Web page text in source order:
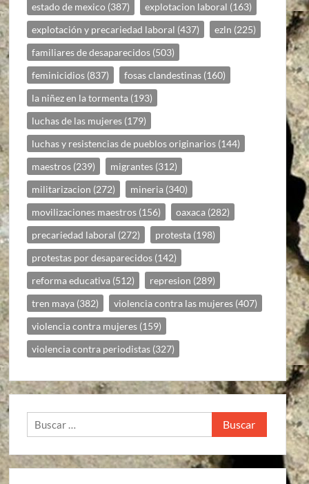
estado de mexico (387) explotacion laboral (163)
explotación y precariedad laboral (437) ezln (225)
familiares de desaparecidos (503)
feminicidios (837) fosas clandestinas (160)
la niñez en la tormenta (193)
luchas de las mujeres (179)
luchas y resistencias de pueblos originarios (144)
maestros (239) migrantes (312)
militarizacion (272) mineria (340)
movilizaciones maestros (156) oaxaca (282)
precariedad laboral (272) protesta (198)
protestas por desaparecidos (142)
reforma educativa (512) represion (289)
tren maya (382) violencia contra las mujeres (407)
violencia contra mujeres (159)
violencia contra periodistas (327)
Buscar: